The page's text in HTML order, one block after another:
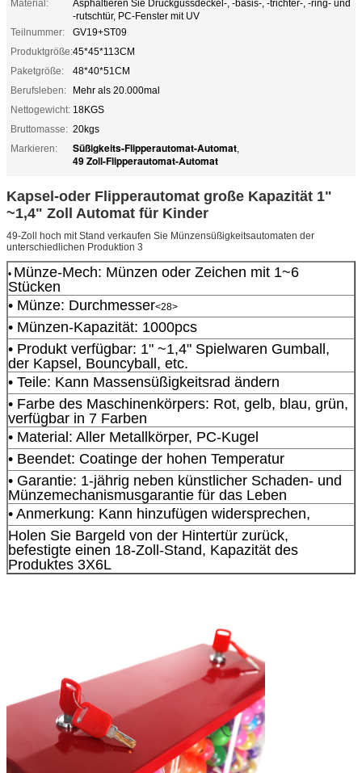
Material:
Asphaltieren Sie Druckgussdeckel-, -basis-, -trichter-, -ring- und
-rutschtür, PC-Fenster mit UV
Teilnummer:
GV19+ST09
Produktgröße:45*45*113CM
Paketgröße:
48*40*51CM
Berufsleben:
Mehr als 20.000mal
Nettogewicht: 18KGS
Bruttomasse: 20kgs
Markieren:
Süßigkeits-Flipperautomat-Automat,
49 Zoll-Flipperautomat-Automat
Kapsel-oder Flipperautomat große Kapazität 1"
~1,4" Zoll Automat für Kinder
49-Zoll hoch mit Stand verkaufen Sie Münzensüßigkeitsautomaten der
unterschiedlichen Produktion 3
• Münze-Mech: Münzen oder Zeichen mit 1~6
Stücken
• Münze: Durchmesser<28>
• Münzen-Kapazität: 1000pcs
• Produkt verfügbar: 1" ~1,4" Spielwaren Gumball,
der Kapsel, Bouncyball, etc.
• Teile: Kann Massensüßigkeitsrad ändern
• Farbe des Maschinenkörpers: Rot, gelb, blau, grün,
verfügbar in 7 Farben
• Material: Aller Metallkörper, PC-Kugel
• Beendet: Coatinge der hohen Temperatur
• Garantie: 1-jährig neben künstlicher Schaden- und
Münzemechanismusgarantie für das Leben
• Anmerkung: Kann hinzufügen widersprechen,
Holen Sie Bargeld von der Hintertür zurück,
befestigte einen 18-Zoll-Stand, Kapazität des
Produktes 3X6L